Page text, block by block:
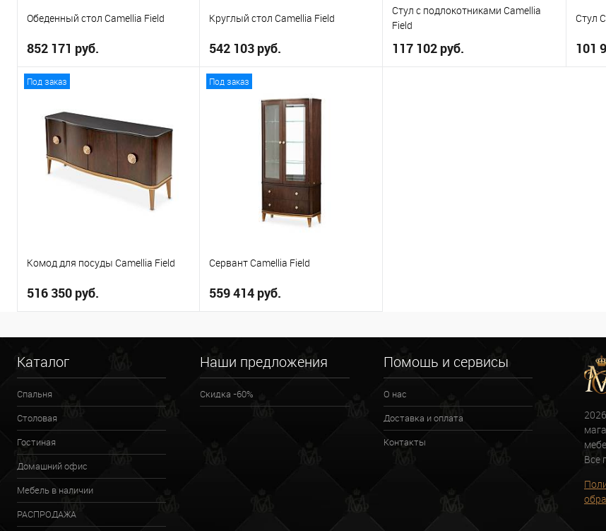
Обеденный стол Camellia Field
852 171 руб.
В избранное
Круглый стол Camellia Field
542 103 руб.
В избранное
Стул с подлокотниками Camellia
Field
117 102 руб.
Стул
101
Под заказ
Комод для посуды Camellia Field
516 350 руб.
В избранное
Под заказ
Сервант Camellia Field
559 414 руб.
В избранное
Каталог
Спальня
Столовая
Гостиная
Домашний офис
Мебель в наличии
РАСПРОДАЖА
Наши предложения
Скидка -60%
Помощь и сервисы
О нас
Доставка и оплата
Контакты
Все